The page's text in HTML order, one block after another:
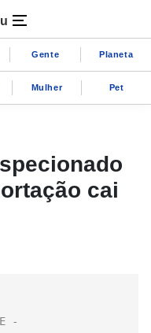
Gente Planeta
Mulher Pet
cai